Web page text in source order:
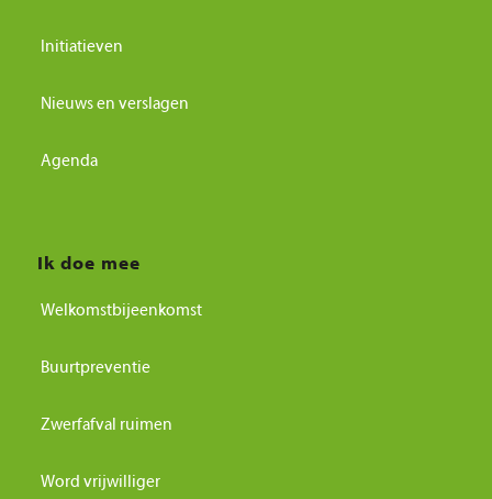
Initiatieven
Nieuws en verslagen
Agenda
Ik doe mee
Welkomstbijeenkomst
Buurtpreventie
Zwerfafval ruimen
Word vrijwilliger